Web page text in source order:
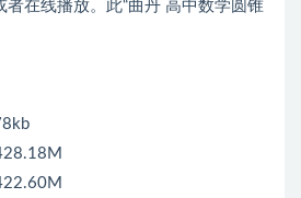
在线播放。此“曲丹 高中数学圆锥